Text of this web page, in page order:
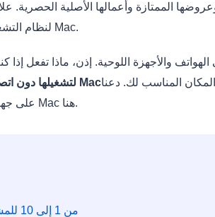
الممتازة وأعمالها الأصلية الحصرية.
مستخدمًا لنظام التشغيل Mac، يتوفر تطبيق HBO Max لنظام التشغيل Mac.
تنزيل أفلام وحلقات HBO Max لتشغيلها دون اتصال بالإنترنت على جهاز Macالمناسب لك. دعنا
نكشف لك عن سحر كيفية تنزيل مقاطع فيديو HBO Max على جهاز Mac هنا.
كيفية تنزيل مواسم Friends من 1 إلى 10 للمشاهدة دون اتصال بالإنترنت